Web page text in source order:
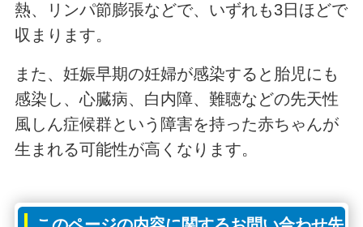
熱、リンパ節膨張などで、いずれも3日ほどで
収まります。
また、妊娠早期の妊婦が感染すると胎児にも
感染し、心臓病、白内障、難聴などの先天性
風しん症候群という障害を持った赤ちゃんが
生まれる可能性が高くなります。